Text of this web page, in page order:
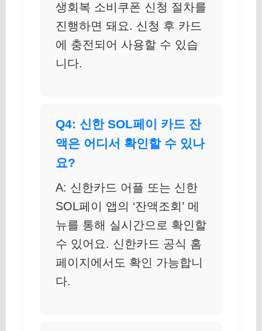
생회복 소비쿠폰 신청 절차를
진행하면 돼요. 신청 후 카드
에 충전되어 사용할 수 있습
니다.
Q4: 신한 SOL페이 카드 잔
액은 어디서 확인할 수 있나
요?
A: 신한카드 어플 또는 신한
SOL페이 앱의 ‘잔액조회’ 메
뉴를 통해 실시간으로 확인할
수 있어요. 신한카드 공식 홈
페이지에서도 확인 가능합니
다.